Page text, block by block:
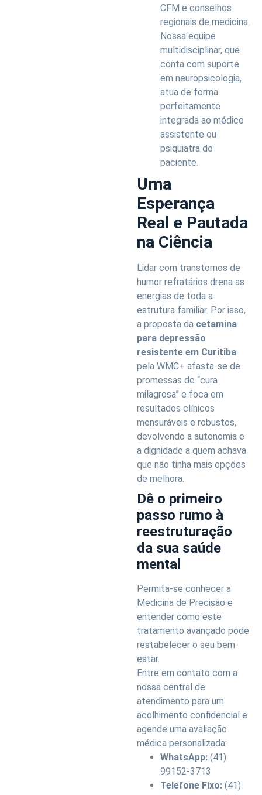
CFM e conselhos
regionais de medicina.
Nossa equipe
multidisciplinar, que
conta com suporte
em neuropsicologia,
atua de forma
perfeitamente
integrada ao médico
assistente ou
psiquiatra do
paciente.
Uma
Esperança
Real e Pautada
na Ciência
Lidar com transtornos de
humor refratários drena as
energias de toda a
estrutura familiar. Por isso,
a proposta da cetamina
para depressão
resistente em Curitiba
pela WMC+ afasta-se de
promessas de “cura
milagrosa” e foca em
resultados clínicos
mensuráveis e robustos,
devolvendo a autonomia e
a dignidade a quem achava
que não tinha mais opções
de melhora.
Dê o primeiro
passo rumo à
reestruturação
da sua saúde
mental
Permita-se conhecer a
Medicina de Precisão e
entender como este
tratamento avançado pode
restabelecer o seu bem-
estar.
Entre em contato com a
nossa central de
atendimento para um
acolhimento confidencial e
agende uma avaliação
médica personalizada:
WhatsApp: (41)
99152-3713
Telefone Fixo: (41)